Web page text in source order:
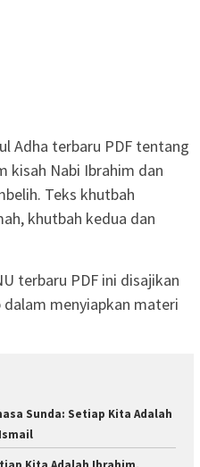
Adha terbaru PDF tentang
kisah Nabi Ibrahim dan
Teks khutbah
khutbah kedua dan
terbaru PDF ini disajikan
menyiapkan materi
Sunda: Setiap Kita Adalah